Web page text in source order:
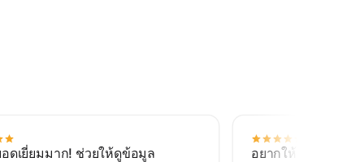
ดเยี่ยมมาก! ช่วยให้ดูข้อมูล
อยากให้มีสถิติครับ